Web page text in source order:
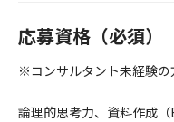
応募資格（必須）
※コンサルタント未経験
論理的思考力、資料作成